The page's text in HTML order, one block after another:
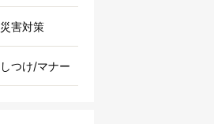
災害対策
しつけ/マナー